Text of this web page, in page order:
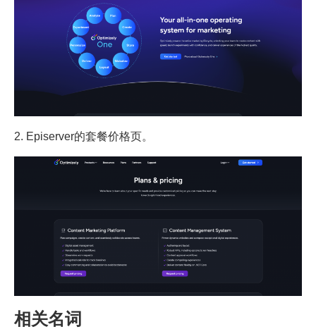
2. Episerver的套餐价格页。
相关名词